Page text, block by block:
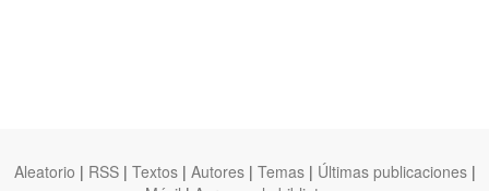
Aleatorio | RSS | Textos | Autores | Temas | Últimas publicaciones |